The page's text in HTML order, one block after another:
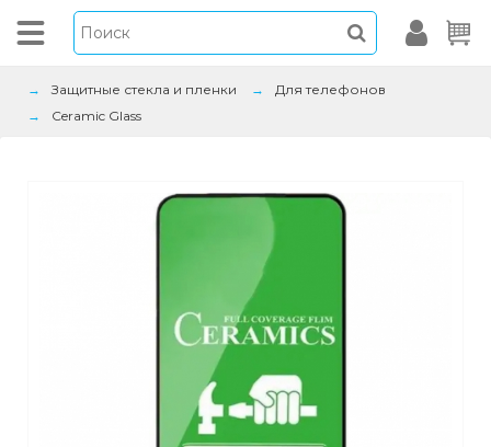
Защитные стекла и пленки
Для телефонов
Ceramic Glass